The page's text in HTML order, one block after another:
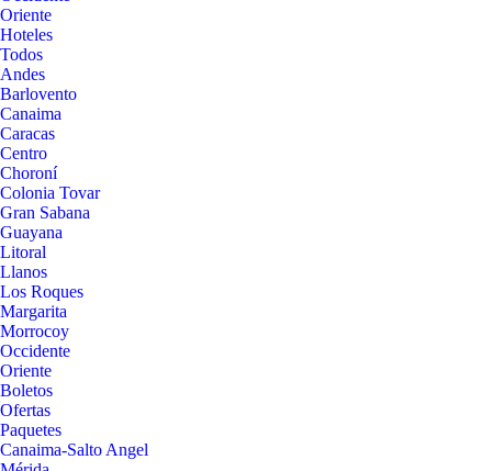
Oriente
Hoteles
Todos
Andes
Barlovento
Canaima
Caracas
Centro
Choroní
Colonia Tovar
Gran Sabana
Guayana
Litoral
Llanos
Los Roques
Margarita
Morrocoy
Occidente
Oriente
Boletos
Ofertas
Paquetes
Canaima-Salto Angel